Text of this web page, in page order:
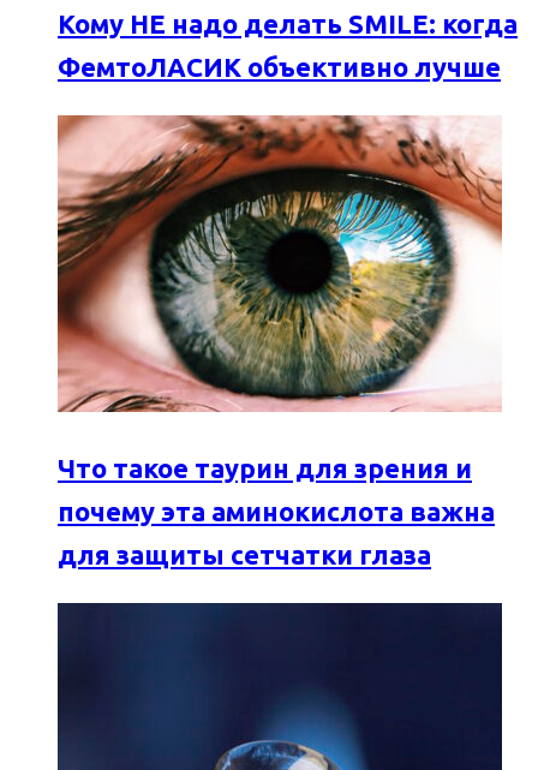
Кому НЕ надо делать SMILE: когда
ФемтоЛАСИК объективно лучше
Что такое таурин для зрения и
почему эта аминокислота важна
для защиты сетчатки глаза